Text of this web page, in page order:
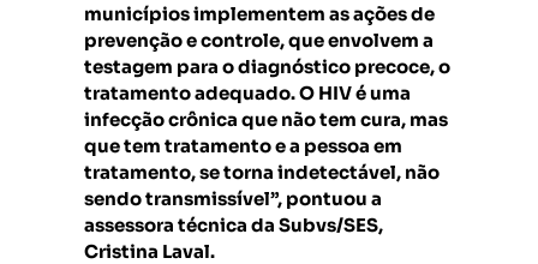
municípios implementem as ações de
prevenção e controle, que envolvem a
testagem para o diagnóstico precoce, o
tratamento adequado. O HIV é uma
infecção crônica que não tem cura, mas
que tem tratamento e a pessoa em
tratamento, se torna indetectável, não
sendo transmissível”, pontuou a
assessora técnica da Subvs/SES,
Cristina Laval.